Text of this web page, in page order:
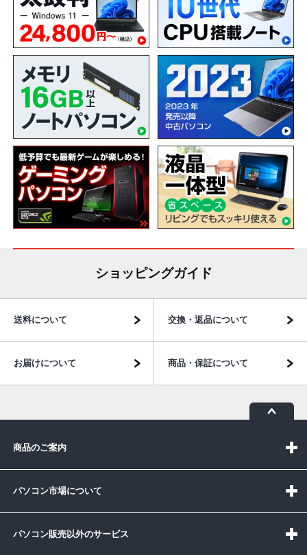
ショッピングガイド
送料について 交換・返品について
お届けについて 商品・保証について
商品のご案内
パソコン市場について
パソコン販売以外のサービス